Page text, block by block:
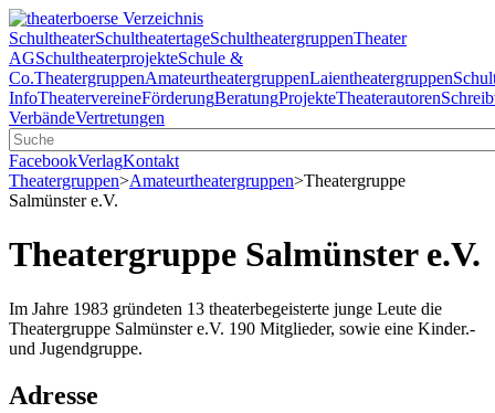
SchultheaterSchultheatertageSchultheatergruppenTheater
AGSchultheaterprojekteSchule &
Co.TheatergruppenAmateurtheatergruppenLaientheatergruppen
InfoTheatervereineFörderungBeratungProjekteTheaterautoren
VerbändeVertretungen
FacebookVerlagKontakt
Theatergruppen>Amateurtheatergruppen>Theatergruppe
Salmünster e.V.
Theatergruppe Salmünster e.V.
Im Jahre 1983 gründeten 13 theaterbegeisterte junge Leute die
Theatergruppe Salmünster e.V. 190 Mitglieder, sowie eine Kinder.-
und Jugendgruppe.
Adresse